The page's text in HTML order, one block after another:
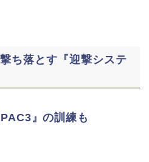
ち落とす『迎撃システ
』の訓練も